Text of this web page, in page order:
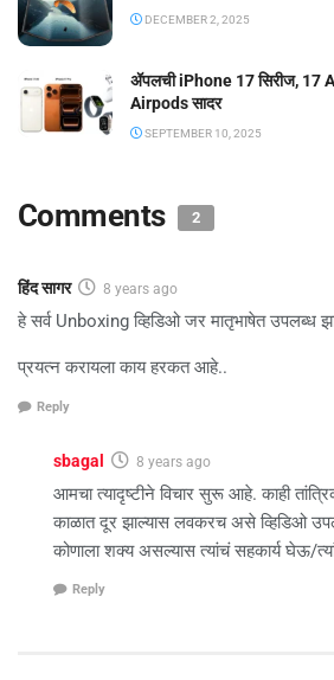
DECEMBER 2, 2025
ॲपलची iPhone 17 सिरीज, 17
Airpods सादर
SEPTEMBER 10, 2025
Comments 2
हिंद सागर 8 years ago
हे सर्व Unboxing व्हिडिओ जर मातृभाषेत उपलब्ध
प्रयत्न करायला काय हरकत आहे..
Reply
sbagal 8 years ago
आमचा त्यादृष्टीने विचार सुरू आहे. काही
काळात दूर झाल्यास लवकरच असे व्हिडिओ
कोणाला शक्य असल्यास त्यांचं सहकार्य घेऊ/
Reply